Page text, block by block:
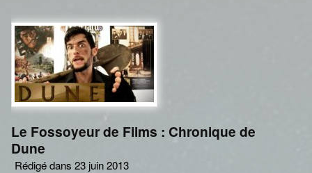
Le Fossoyeur de Films : Chronique de
Dune
Rédigé dans 23 juin 2013